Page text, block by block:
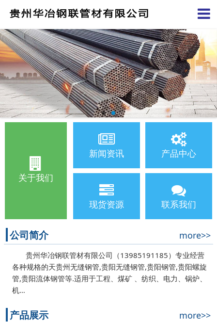
关于我们
新闻资讯 产品中心
现货资源 联系我们
公司简介 more>>
贵州华冶钢联管材有限公司（13985191185）专业经营
各种规格的天贵州无缝钢管,贵阳无缝钢管,贵阳钢管,贵阳螺旋
管,贵阳流体钢管等.适用于工程、煤矿 、纺织、电力、锅炉、
机…
产品展示 more>>